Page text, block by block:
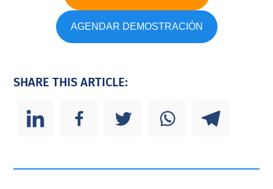
AGENDAR DEMOSTRACIÓN
SHARE THIS ARTICLE: